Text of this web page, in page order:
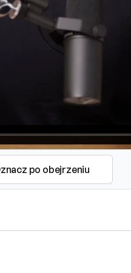
po obejrzeniu